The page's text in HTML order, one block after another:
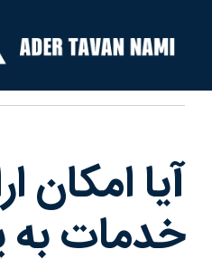
content
آیا امکان
خدمات به